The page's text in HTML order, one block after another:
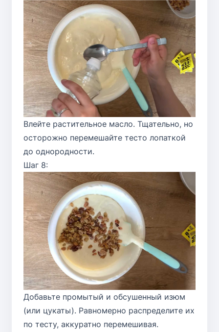
Влейте растительное масло. Тщательно, но
осторожно перемешайте тесто лопаткой
до однородности.
Шаг 8:
Добавьте промытый и обсушенный изюм
(или цукаты). Равномерно распределите их
по тесту, аккуратно перемешивая.